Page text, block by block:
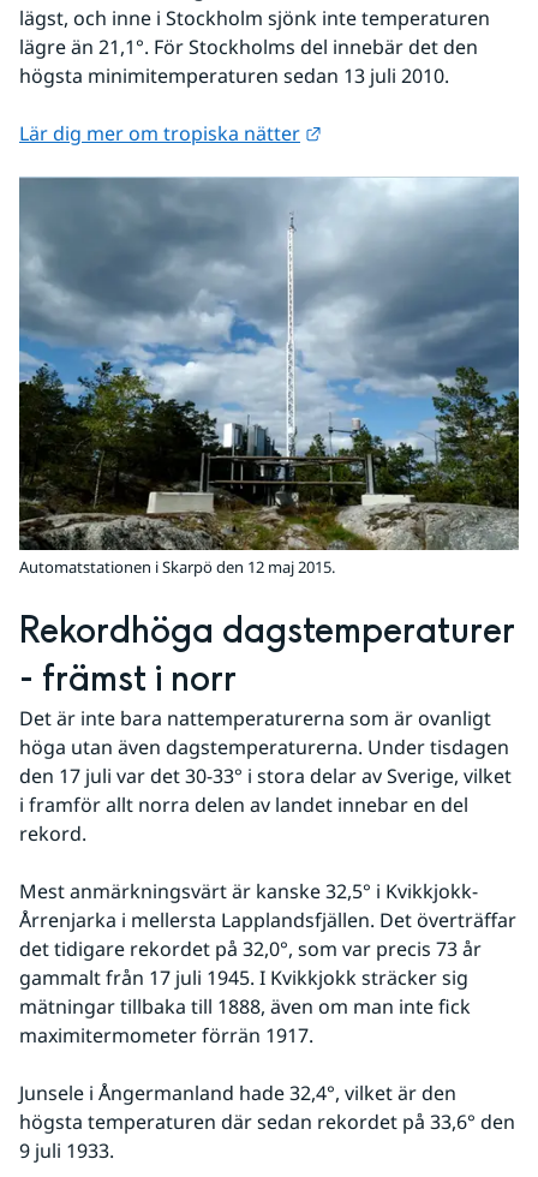
lägst, och inne i Stockholm sjönk inte temperaturen
lägre än 21,1°. För Stockholms del innebär det den
högsta minimitemperaturen sedan 13 juli 2010.
Lär dig mer om tropiska nätter
Automatstationen i Skarpö den 12 maj 2015.
Rekordhöga dagstemperaturer
- främst i norr
Det är inte bara nattemperaturerna som är ovanligt
höga utan även dagstemperaturerna. Under tisdagen
den 17 juli var det 30-33° i stora delar av Sverige, vilket
i framför allt norra delen av landet innebar en del
rekord.
Mest anmärkningsvärt är kanske 32,5° i Kvikkjokk-
Årrenjarka i mellersta Lapplandsfjällen. Det överträffar
det tidigare rekordet på 32,0°, som var precis 73 år
gammalt från 17 juli 1945. I Kvikkjokk sträcker sig
mätningar tillbaka till 1888, även om man inte fick
maximitermometer förrän 1917.
Junsele i Ångermanland hade 32,4°, vilket är den
högsta temperaturen där sedan rekordet på 33,6° den
9 juli 1933.